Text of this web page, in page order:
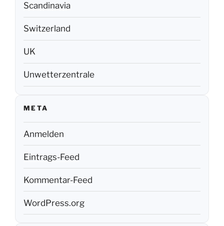
Scandinavia
Switzerland
UK
Unwetterzentrale
META
Anmelden
Eintrags-Feed
Kommentar-Feed
WordPress.org